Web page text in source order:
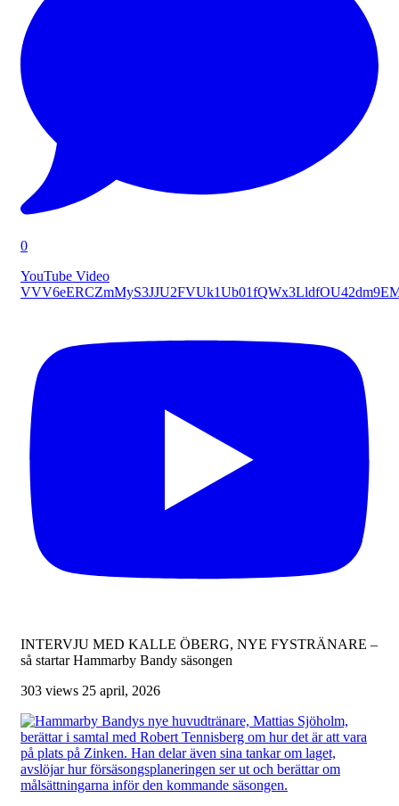
0
YouTube Video
INTERVJU MED KALLE ÖBERG, NYE FYSTRÄNARE –
så startar Hammarby Bandy säsongen
303 views 25 april, 2026